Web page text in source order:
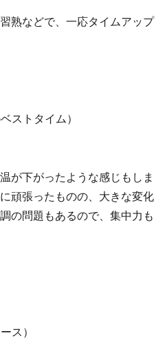
熟などで、一応タイムアップ
ストタイム）
が下がったような感じもしま
頑張ったものの、大きな変化
の問題もあるので、集中力も
ス）